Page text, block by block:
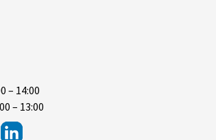
– 14:00
– 13:00